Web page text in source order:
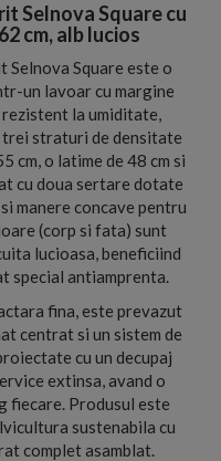
Selnova Square cu
cm, alb lucios
Selnova Square este o
un lavoar cu margine
la umiditate,
straturi de densitate
cm, o latime de 48 cm si
cu doua sertare dotate
manere concave pentru
(corp si fata) sunt
lucioasa, beneficiind
special antiamprenta.
fina, este prevazut
centrat si un sistem de
cu un decupaj
extinsa, avand o
fiecare. Produsul este
sustenabila cu
complet asamblat.